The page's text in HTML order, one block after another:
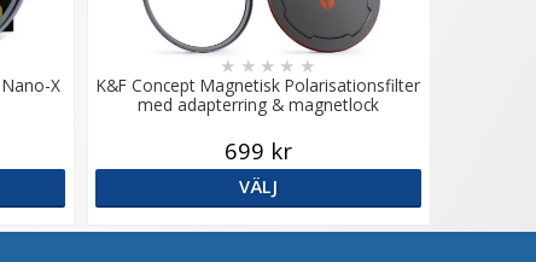
X
K&F Concept Magnetisk Polarisationsfilter
med adapterring & magnetlock
★ ★ ★ ★ ★
699 kr
VÄLJ